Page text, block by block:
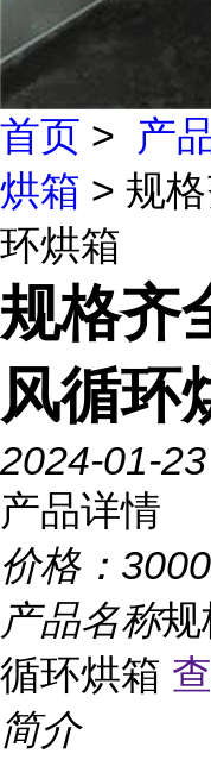
首页 > 产
烘箱 > 规
环烘箱
规格齐
风循环
2024-01-23
产品详情
价格：
产品名称规
循环烘箱
简介